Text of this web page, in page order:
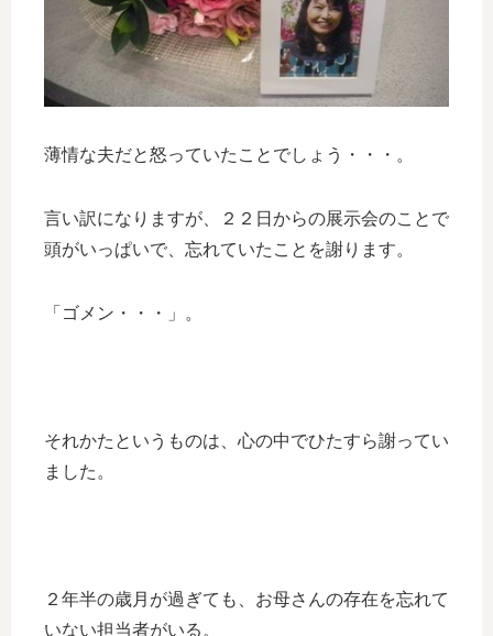
薄情な夫だと怒っていたことでしょう・・・。
言い訳になりますが、２２日からの展示会のことで
頭がいっぱいで、忘れていたことを謝ります。
「ゴメン・・・」。
それかたというものは、心の中でひたすら謝ってい
ました。
２年半の歳月が過ぎても、お母さんの存在を忘れて
いない担当者がいる。